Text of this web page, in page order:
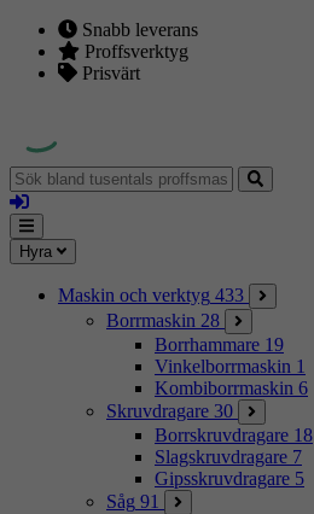
Snabb leverans
Proffsverktyg
Prisvärt
Sök
bland
tusentals
proffsmaskiner
Logga
in
Mina
sidor
Meny
Hyra
Maskin och verktyg 433
Borrmaskin 28
Borrhammare 19
Vinkelborrmaskin 1
Kombiborrmaskin 6
Skruvdragare 30
Borrskruvdragare 18
Slagskruvdragare 7
Gipsskruvdragare 5
Såg 91